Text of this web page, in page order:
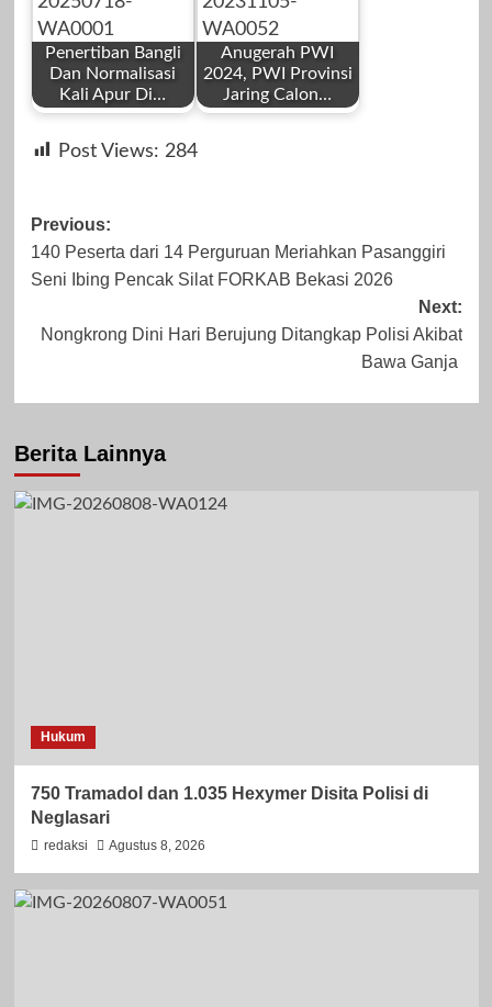
Oktober 14, 2023
Penertiban Bangli
Dan Normalisasi
Kali Apur Di…
Redaksi
Anugerah PWI
2024, PWI Provinsi
Jaring Calon…
Redaksi
2023
Post Views: 284
Post
navigation
Previous:
140 Peserta dari 14 Perguruan Meriahkan Pasanggiri
Seni Ibing Pencak Silat FORKAB Bekasi 2026
Next:
Nongkrong Dini Hari Berujung Ditangkap Polisi Akibat
Bawa Ganja
Berita Lainnya
Hukum
750 Tramadol dan 1.035 Hexymer Disita Polisi di
Neglasari
redaksi Agustus 8, 2026